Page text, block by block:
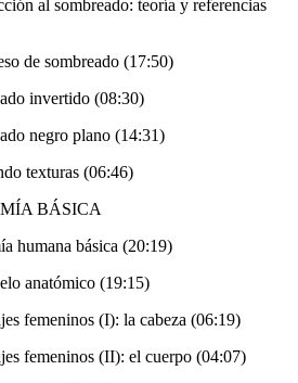
al sombreado: teoría y referencias
de sombreado (17:50)
invertido (08:30)
negro plano (14:31)
texturas (06:46)
BÁSICA
humana básica (20:19)
anatómico (19:15)
femeninos (I): la cabeza (06:19)
femeninos (II): el cuerpo (04:07)